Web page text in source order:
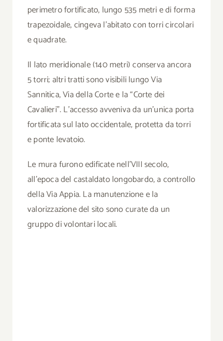
perimetro fortificato, lungo 535 metri e di forma
trapezoidale, cingeva l’abitato con torri circolari
e quadrate.
Il lato meridionale (140 metri) conserva ancora
5 torri; altri tratti sono visibili lungo Via
Sannitica, Via della Corte e la “Corte dei
Cavalieri”. L’accesso avveniva da un’unica porta
fortificata sul lato occidentale, protetta da torri
e ponte levatoio.
Le mura furono edificate nell’VIII secolo,
all’epoca del castaldato longobardo, a controllo
della Via Appia. La manutenzione e la
valorizzazione del sito sono curate da un
gruppo di volontari locali.